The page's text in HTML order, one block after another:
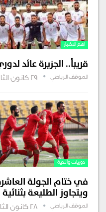
اهم الاخبار
قريباً.. الجزيرة عائد
الموقف الرياضي 29 كانون الثاني , 2023
دوريات وأندية
في ختام الجولة
ويتجاوز الطليعة بثنائية
الموقف الرياضي 28 كانون الثاني , 2023